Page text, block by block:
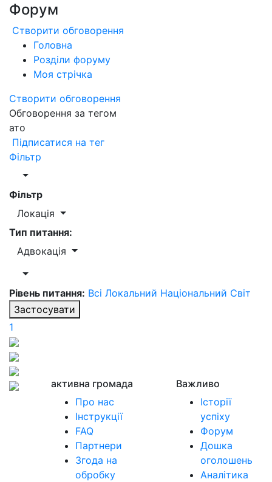
Форум
Створити обговорення
Головна
Розділи форуму
Моя стрічка
Створити обговорення
Обговорення за тегом
ато
Підписатися на тег
Фільтр
Фільтр
Локація
Тип питання:
Адвокація
Рівень питання: Всі Локальний Національний Світ
Застосувати
1
активна громада
Про нас
Інструкції
FAQ
Партнери
Згода на
обробку
Важливо
Історії
успіху
Форум
Дошка
оголошень
Аналітика